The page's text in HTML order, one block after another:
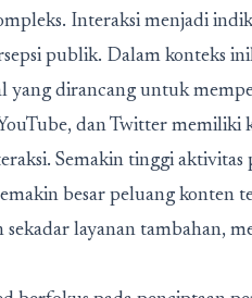
Interaksi menjadi
publik. Dalam konteks
yang dirancang untuk
dan Twitter memiliki
Semakin tinggi
besar peluang konten
sekadar layanan tambahan,